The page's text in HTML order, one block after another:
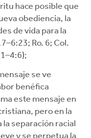
hace posible que
obediencia, la
de vida para la
Ro. 6; Col.
se ve
benéfica
este mensaje en
pero en la
la separación racial